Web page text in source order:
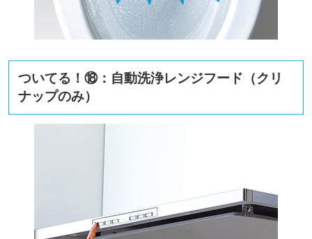
ついてる！⑱：自動洗浄レンジフード（クリ
ナップのみ）